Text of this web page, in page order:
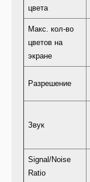
цвета
Макс. кол-во
цветов на
экране
Разрешение
Звук
Signal/Noise
Ratio